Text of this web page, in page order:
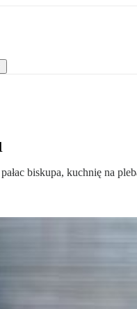
biskupa, kuchnię na